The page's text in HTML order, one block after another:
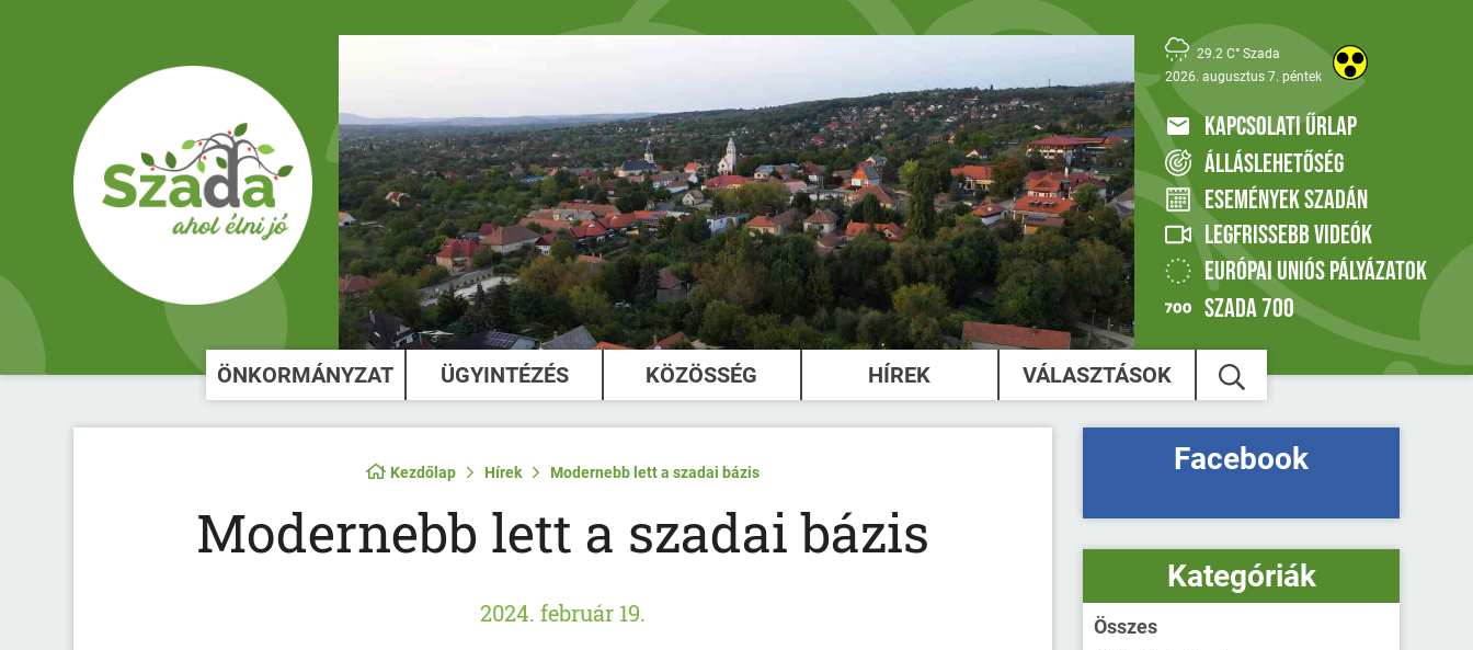
29.2 C° Szada
2026. augusztus 7. péntek
KAPCSOLATI ŰRLAP
ÁLLÁSLEHETŐSÉG
ESEMÉNYEK SZADÁN
LEGFRISSEBB VIDEÓK
EURÓPAI UNIÓS PÁLYÁZATOK
SZADA 700
ÖNKORMÁNYZAT ÜGYINTÉZÉS KÖZÖSSÉG HÍREK VÁLASZTÁSOK
Kezdőlap Hírek Modernebb lett a szadai bázis
Modernebb lett a szadai bázis
2024. február 19.
Facebook
Kategóriák
Összes